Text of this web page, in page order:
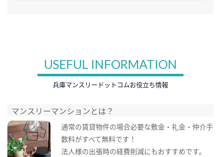
USEFUL INFORMATION
兵庫マンスリードットコムお役立ち情報
マンスリーマンションとは？
通常の賃貸物件の場合必要な敷金・礼金・仲介手
数料がすべて無料です！
法人様の出張時の経費削減にもおすすめです。